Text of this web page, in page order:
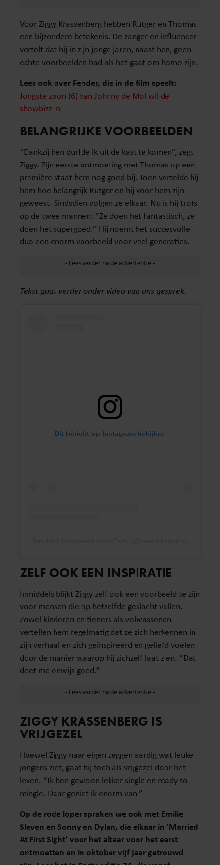
Voor Ziggy Krassenberg hebben Rutger en Thomas
een bijzondere betekenis. De zanger en influencer
vertelt dat hij in zijn jonge jaren, naast hen, geen
echte voorbeelden had als het gaat om homo zijn.
Lees ook over Fender, die in de film speelt:
Jongste zoon (6) van Johnny de Mol wil de
showbizz in
BELANGRIJKE VOORBEELDEN
“Dankzij hen durfde ik uit de kast te komen”, zegt
Ziggy. Zijn eerste ontmoeting met Thomas op een
première staat hem nog goed bij. Toen vertelde hij
hem hoe belangrijk Rutger en hij voor hem zijn
geweest. Sindsdien volgen ze elkaar. Nu is hij trots
op de twee mannen: “Ze doen het fantastisch, ze
doen het supergoed.” Hij noemt het succesvolle
duo een enorm voorbeeld voor veel generaties.
Tekst gaat verder onder video van ons gesprek.
Dit bericht op Instagram bekijken
ZELF OOK EEN INSPIRATIE
Inmiddels blijkt Ziggy zelf ook een voorbeeld te zijn
voor mensen die op hetzelfde geslacht vallen.
Zowel kinderen en tieners als volwassenen
vertellen hem regelmatig dat ze zich herkennen in
zijn verhaal en zich geïnspireerd en geliefd voelen
door de manier waarop hij zichzelf laat zien. “Dat
doet me onwijs goed.”
ZIGGY KRASSENBERG IS
VRIJGEZEL
Hoewel Ziggy naar eigen zeggen aardig wat leuke
jongens ziet, gaat hij toch als vrijgezel door het
leven. “Ik ben gewoon lekker single en ready to
mingle. Daar geniet ik enorm van.”
Op de rode loper spraken we ook met Emilie
Sleven en Sonny en Dylan, die elkaar in ’Married
At First Sight’ voor het altaar voor het eerst
ontmoetten en in oktober vijf jaar getrouwd